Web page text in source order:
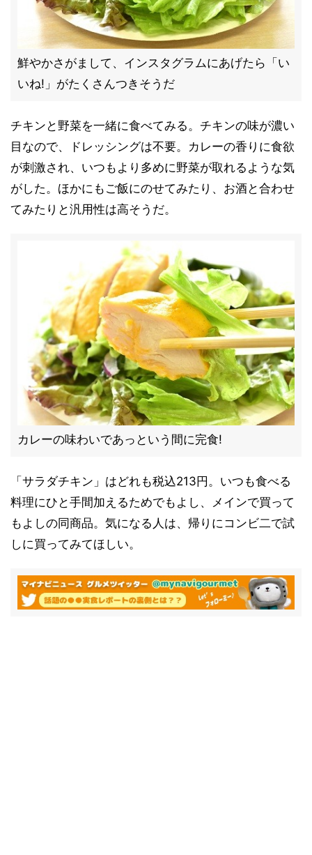
鮮やかさがまして、インスタグラムにあげたら「い
いね!」がたくさんつきそうだ
チキンと野菜を一緒に食べてみる。チキンの味が濃い
目なので、ドレッシングは不要。カレーの香りに食欲
が刺激され、いつもより多めに野菜が取れるような気
がした。ほかにもご飯にのせてみたり、お酒と合わせ
てみたりと汎用性は高そうだ。
カレーの味わいであっという間に完食!
「サラダチキン」はどれも税込213円。いつも食べる
料理にひと手間加えるためでもよし、メインで買って
もよしの同商品。気になる人は、帰りにコンビ二で試
しに買ってみてほしい。